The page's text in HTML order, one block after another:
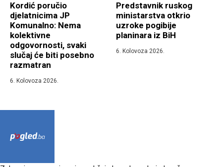
Kordić poručio
djelatnicima JP
Komunalno: Nema
kolektivne
odgovornosti, svaki
slučaj će biti posebno
razmatran
6. Kolovoza 2026.
Predstavnik ruskog
ministarstva otkrio
uzroke pogibije
planinara iz BiH
6. Kolovoza 2026.